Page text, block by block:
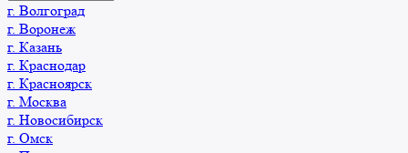
г. Волгоград
г. Воронеж
г. Казань
г. Краснодар
г. Красноярск
г. Москва
г. Новосибирск
г. Омск